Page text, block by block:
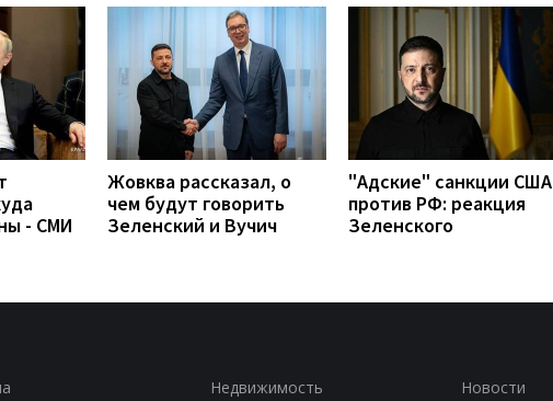
- СМИ
Жовква рассказал, о
чем будут говорить
Зеленский и Вучич
"Адские" санкции США
против РФ: реакция
Зеленского
Недвижимость Новости